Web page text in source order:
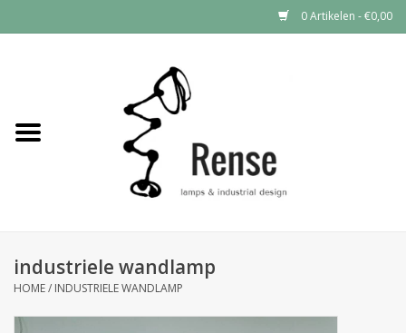
0 Artikelen - €0,00
Industrial lamps
industriele wandlamp
HOME/ INDUSTRIELE WANDLAMP